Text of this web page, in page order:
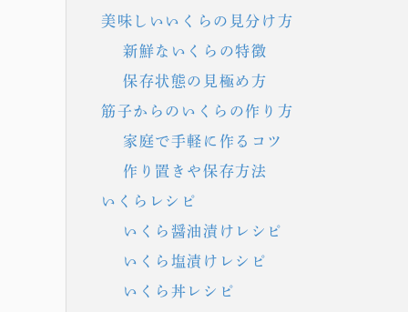
美味しいいくらの見分け方
新鮮ないくらの特徴
保存状態の見極め方
筋子からのいくらの作り方
家庭で手軽に作るコツ
作り置きや保存方法
いくらレシピ
いくら醤油漬けレシピ
いくら塩漬けレシピ
いくら丼レシピ